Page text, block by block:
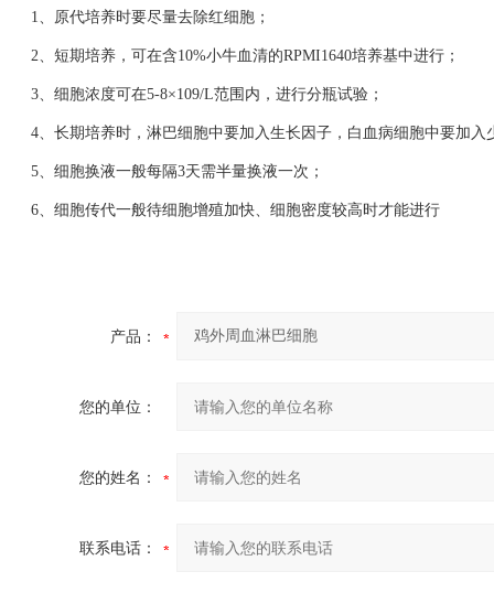
1、原代培养时要尽量去除红细胞；
2、短期培养，可在含10%小牛血清的RPMI1640培养基中进行；
3、细胞浓度可在5-8×109/L范围内，进行分瓶试验；
4、长期培养时，淋巴细胞中要加入生长因子，白血病细胞中要加入
5、细胞换液一般每隔3天需半量换液一次；
6、细胞传代一般待细胞增殖加快、细胞密度较高时才能进行
产品：
您的单位：
您的姓名：
联系电话：